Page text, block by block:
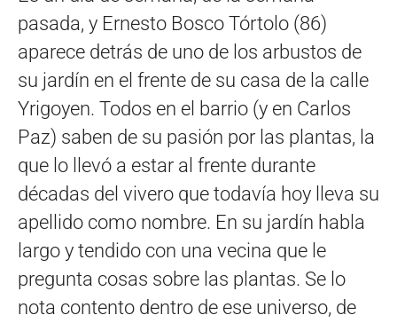
pasada, y Ernesto Bosco Tórtolo (86)
aparece detrás de uno de los arbustos de
su jardín en el frente de su casa de la calle
Yrigoyen. Todos en el barrio (y en Carlos
Paz) saben de su pasión por las plantas, la
que lo llevó a estar al frente durante
décadas del vivero que todavía hoy lleva su
apellido como nombre. En su jardín habla
largo y tendido con una vecina que le
pregunta cosas sobre las plantas. Se lo
nota contento dentro de ese universo, de